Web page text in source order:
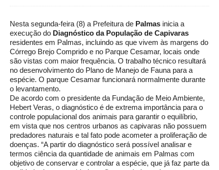
Amazônia
Nesta segunda-feira (8) a Prefeitura de Palmas inicia a
execução do Diagnóstico da População de Capivaras
residentes em Palmas, incluindo as que vivem às margens do
Córrego Brejo Comprido e no Parque Cesamar, locais onde
são vistas com maior frequência. O trabalho técnico resultará
no desenvolvimento do Plano de Manejo de Fauna para a
espécie. O parque Cesamar funcionará normalmente durante
o levantamento.
De acordo com o presidente da Fundação de Meio Ambiente,
Hebert Veras, o diagnóstico é de extrema importância para o
controle populacional dos animais para garantir o equilíbrio,
em vista que nos centros urbanos as capivaras não possuem
predadores naturais e tal fato pode acometer a proliferação de
doenças. “A partir do diagnóstico será possível analisar e
termos ciência da quantidade de animais em Palmas com
objetivo de conservar e controlar a espécie, que já faz parte da